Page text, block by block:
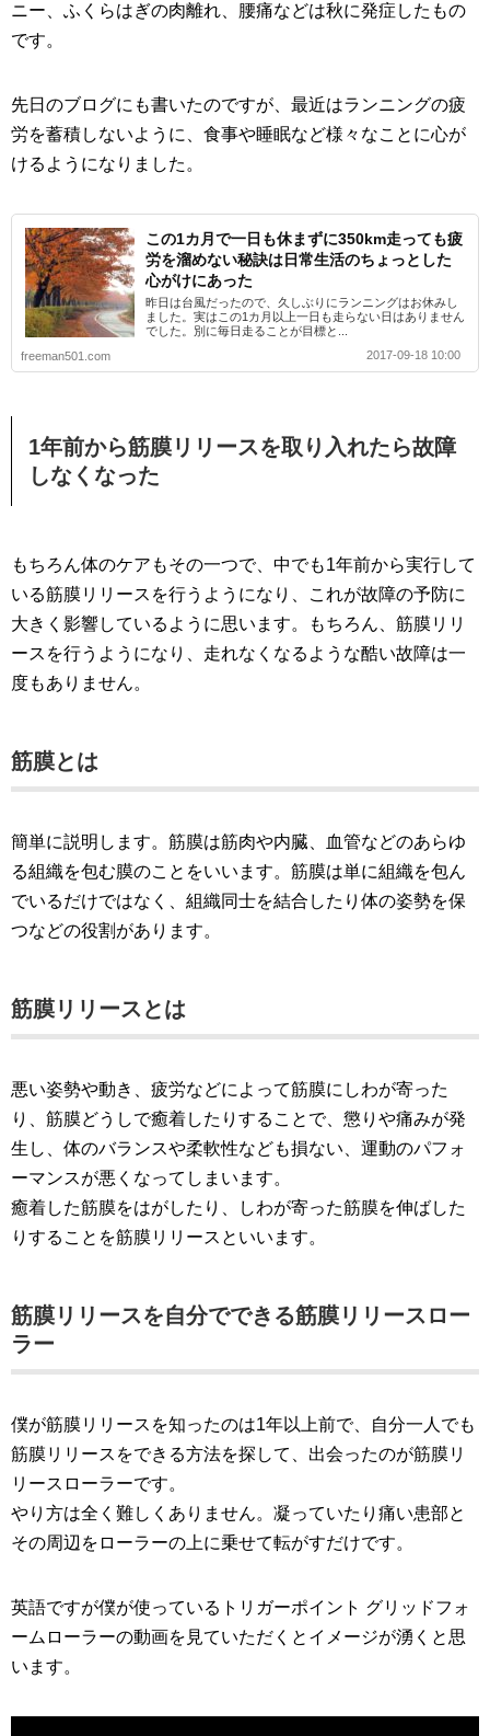
ニー、ふくらはぎの肉離れ、腰痛などは秋に発症したもの
です。
先日のブログにも書いたのですが、最近はランニングの疲
労を蓄積しないように、食事や睡眠など様々なことに心が
けるようになりました。
この1カ月で一日も休まずに350km走っても疲
労を溜めない秘訣は日常生活のちょっとした
心がけにあった
昨日は台風だったので、久しぶりにランニングはお休みし
ました。実はこの1カ月以上一日も走らない日はありません
でした。別に毎日走ることが目標と...
freeman501.com
2017-09-18 10:00
1年前から筋膜リリースを取り入れたら故障
しなくなった
もちろん体のケアもその一つで、中でも1年前から実行して
いる筋膜リリースを行うようになり、これが故障の予防に
大きく影響しているように思います。もちろん、筋膜リリ
ースを行うようになり、走れなくなるような酷い故障は一
度もありません。
筋膜とは
簡単に説明します。筋膜は筋肉や内臓、血管などのあらゆ
る組織を包む膜のことをいいます。筋膜は単に組織を包ん
でいるだけではなく、組織同士を結合したり体の姿勢を保
つなどの役割があります。
筋膜リリースとは
悪い姿勢や動き、疲労などによって筋膜にしわが寄った
り、筋膜どうしで癒着したりすることで、懲りや痛みが発
生し、体のバランスや柔軟性なども損ない、運動のパフォ
ーマンスが悪くなってしまいます。
癒着した筋膜をはがしたり、しわが寄った筋膜を伸ばした
りすることを筋膜リリースといいます。
筋膜リリースを自分でできる筋膜リリースロー
ラー
僕が筋膜リリースを知ったのは1年以上前で、自分一人でも
筋膜リリースをできる方法を探して、出会ったのが筋膜リ
リースローラーです。
やり方は全く難しくありません。凝っていたり痛い患部と
その周辺をローラーの上に乗せて転がすだけです。
英語ですが僕が使っているトリガーポイント グリッドフォ
ームローラーの動画を見ていただくとイメージが湧くと思
います。